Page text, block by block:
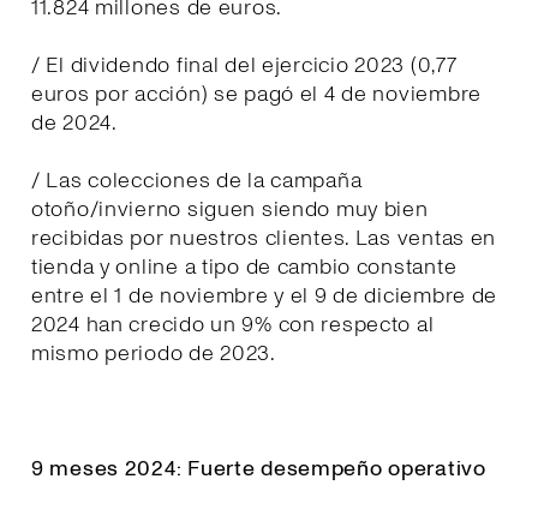
11.824 millones de euros.
/ El dividendo final del ejercicio 2023 (0,77
euros por acción) se pagó el 4 de noviembre
de 2024.
/ Las colecciones de la campaña
otoño/invierno siguen siendo muy bien
recibidas por nuestros clientes. Las ventas en
tienda y online a tipo de cambio constante
entre el 1 de noviembre y el 9 de diciembre de
2024 han crecido un 9% con respecto al
mismo periodo de 2023.
9 meses 2024: Fuerte desempeño operativo